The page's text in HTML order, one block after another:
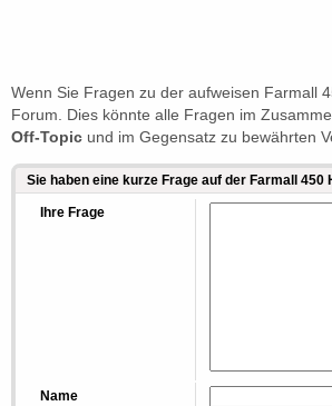
Wenn Sie Fragen zu der aufweisen Farmall
Forum. Dies könnte alle Fragen im
Off-Topic und im Gegensatz zu bewährten
Sie haben eine kurze Frage auf der Farmall
Ihre Frage
Name